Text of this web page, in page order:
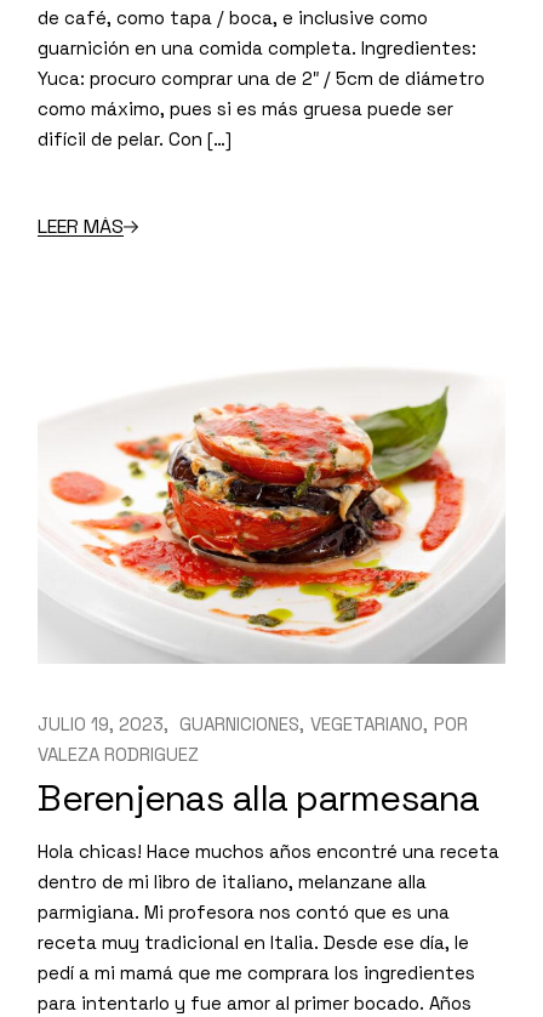
de café, como tapa / boca, e inclusive como
guarnición en una comida completa. Ingredientes:
Yuca: procuro comprar una de 2″ / 5cm de diámetro
como máximo, pues si es más gruesa puede ser
difícil de pelar. Con […]
LEER MÁS
JULIO 19, 2023 GUARNICIONES VEGETARIANO POR
VALEZA RODRIGUEZ
Berenjenas alla parmesana
Hola chicas! Hace muchos años encontré una receta
dentro de mi libro de italiano, melanzane alla
parmigiana. Mi profesora nos contó que es una
receta muy tradicional en Italia. Desde ese día, le
pedí a mi mamá que me comprara los ingredientes
para intentarlo y fue amor al primer bocado. Años